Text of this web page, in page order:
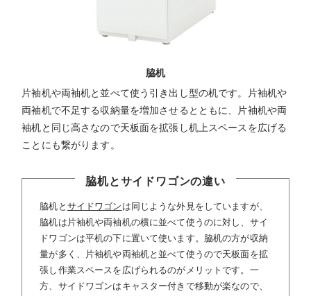
脇机
片袖机や両袖机と並べて使う引き出し型の机です。片袖机や
両袖机で不足する収納量を増加させるとともに、片袖机や両
袖机と同じ高さなので天板面を拡張し机上スペースを広げる
ことにも繋がります。
脇机とサイドワゴンの違い
脇机と サイドワゴン は同じような外見をしていますが、
脇机は片袖机や両袖机の横に並べて使うのに対し、サイ
ドワゴンは平机の下に置いて使います。脇机の方が収納
量が多く、片袖机や両袖机と並べて使うので天板面を拡
張し作業スペースを広げられるのがメリットです。一
方、サイドワゴンはキャスター付きで移動が楽なので、